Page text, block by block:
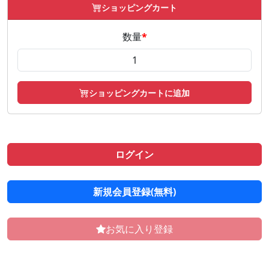
ショッピングカート
数量*
ショッピングカートに追加
ログイン
新規会員登録(無料)
お気に入り登録